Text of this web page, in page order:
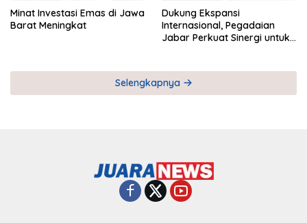
Minat Investasi Emas di Jawa
Barat Meningkat
Dukung Ekspansi
Internasional, Pegadaian
Jabar Perkuat Sinergi untuk
Selengkapnya